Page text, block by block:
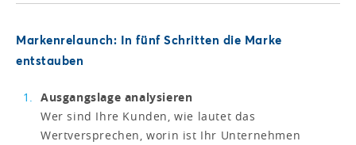
Markenrelaunch: In fünf Schritten die Marke
entstauben
Ausgangslage analysieren
Wer sind Ihre Kunden, wie lautet das
Wertversprechen, worin ist Ihr Unternehmen